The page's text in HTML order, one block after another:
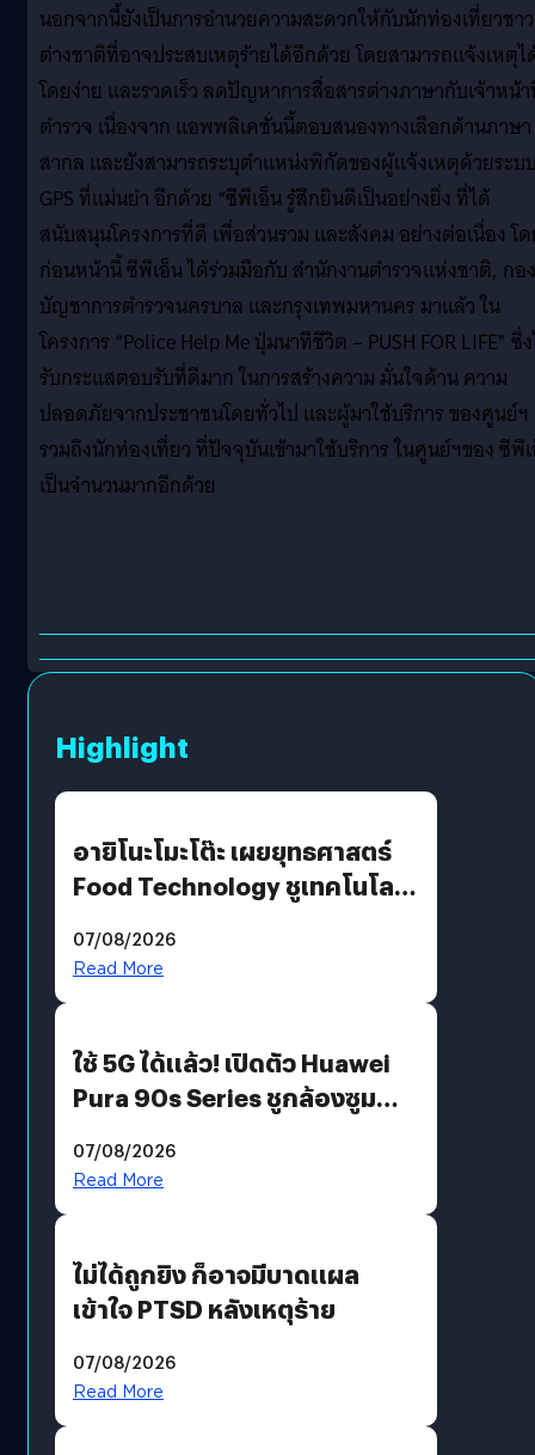
นอกจากนี้ยังเป็นการอำนวยความสะดวกให้กับนักท่องเที่ยวชาว
ต่างชาติที่อาจประสบเหตุร้ายได้อีกด้วย โดยสามารถแจ้งเหตุไ
โดยง่าย และรวดเร็ว ลดปัญหาการสื่อสารต่างภาษากับเจ้าหน้
ตำรวจ เนื่องจาก แอพพลิเคชั่นนี้ตอบสนองทางเลือกด้านภาษา
สากล และยังสามารถระบุตำแหน่งพิกัดของผู้แจ้งเหตุด้วยระบ
GPS ที่แม่นยำ อีกด้วย “ซีพีเอ็น รู้สึกยินดีเป็นอย่างยิ่ง ที่ได้
สนับสนุนโครงการที่ดี เพื่อส่วนรวม และสังคม อย่างต่อเนื่อง โ
ก่อนหน้านี้ ซีพีเอ็น ได้ร่วมมือกับ สำนักงานตำรวจแห่งชาติ, กอง
บัญชาการตำรวจนครบาล และกรุงเทพมหานคร มาแล้ว ใน
โครงการ “Police Help Me ปุ่มนาทีชีวิต – PUSH FOR LIFE” ซึ่
รับกระแสตอบรับที่ดีมาก ในการสร้างความ มั่นใจด้าน ความ
ปลอดภัยจากประชาชนโดยทั่วไป และผู้มาใช้บริการ ของศูนย์ฯ
รวมถึงนักท่องเที่ยว ที่ปัจจุบันเข้ามาใช้บริการ ในศูนย์ฯของ ซีพี
เป็นจำนวนมากอีกด้วย
Highlight
อายิโนะโมะโต๊ะ เผยยุทธศาสตร์
Food Technology ชูเทคโนโลยี
บริโภคและ B2B
07/08/2026
Read More
ใช้ 5G ได้แล้ว! เปิดตัว Huawei
Pura 90s Series ชูกล้องซูม
07/08/2026
Read More
ไม่ได้ถูกยิง ก็อาจมีบาดแผล
เข้าใจ PTSD หลังเหตุร้าย
07/08/2026
Read More